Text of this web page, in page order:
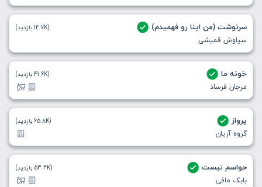
سرنوشت (من اینا رو فهمیدم)
سیاوش قمیشی
(12.7K بازدید)
خونه ما
مرجان فرساد
(41.6K بازدید)
پرواز
گروه آریان
(65.8K بازدید)
حواسم نیست
بابک مافی
(53.4K بازدید)